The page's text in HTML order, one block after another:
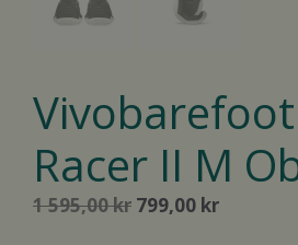
Racer II M
1 595,00kr Det
799,00 krDet